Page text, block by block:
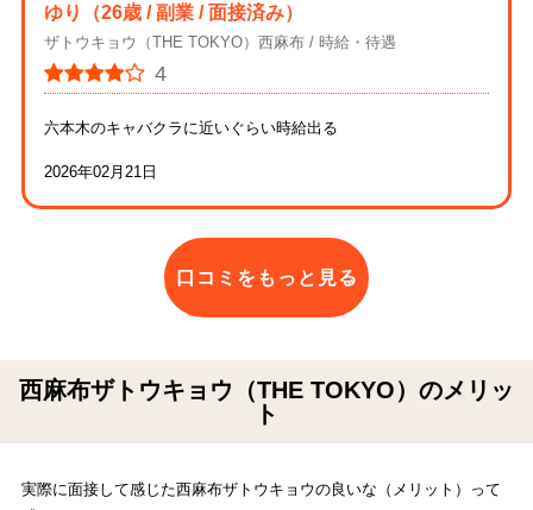
ゆり （26歳 / 副業 / 面接済み）
ザトウキョウ（THE TOKYO）西麻布 時給・待遇
4
六本木のキャバクラに近いぐらい時給出る
2026年02月21日
口コミをもっと見る
西麻布ザトウキョウ（THE TOKYO）のメリッ
ト
実際に面接して感じた西麻布ザトウキョウの良いな（メリット）って